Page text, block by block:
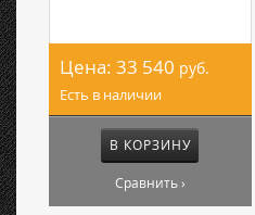
Цена: 33 540 руб.
Есть в наличии
В КОРЗИНУ
Сравнить ›